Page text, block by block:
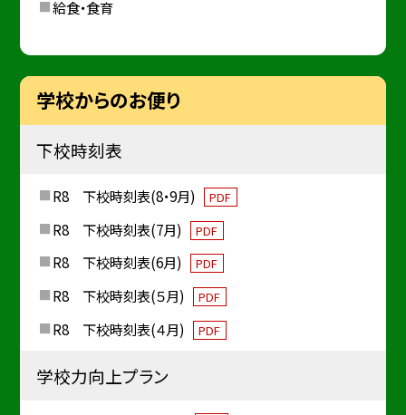
給食・食育
学校からのお便り
下校時刻表
R8 下校時刻表(8・9月) PDF
R8 下校時刻表(7月) PDF
R8 下校時刻表(6月) PDF
R8 下校時刻表(５月) PDF
R8 下校時刻表(４月) PDF
学校力向上プラン